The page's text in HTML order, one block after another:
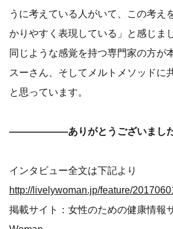
うに考えている人がいて、この考え
かりやすく表現している」と感じま
同じような感覚を持つ専門家の方が
スーさん、そしてメルトメソッドに
と思っています。
――――――ありがとうございました
インタビュー全文は下記より
http://livelywoman.jp/feature/
掲載サイト：女性のための健康情